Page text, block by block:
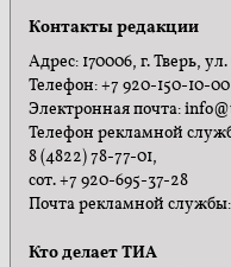
Контакты редакции
Адрес: 170006, г. Тверь,
Телефон: +7 920-150-10-00
Электронная почта:
Телефон рекламной
8 (4822) 78-77-01,
сот. +7 920-695-37-28
Почта рекламной
Кто делает ТИА